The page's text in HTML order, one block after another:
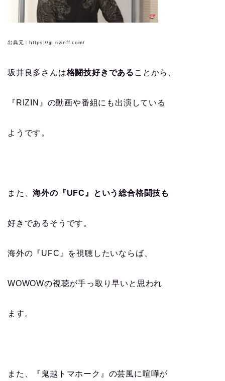
出典元：https://jp.rizinff.com/
坂井良多さんは格闘技好きである ことから、
『RIZIN』の動画や番組にも出演している
ようです。
また、海外の『UFC』という総合格闘技も
好きであるそうです。
海外の『UFC』を視聴したいならば、
WOWOWの視聴が手っ取り早いと思われ
ます。
また、『鬼越トマホーク』の芸風に喧嘩が